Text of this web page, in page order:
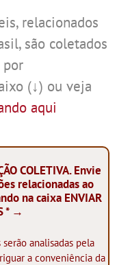
relacionados
são coletados
(↓) ou veja
aqui
COLETIVA. Envie
relacionadas ao
na caixa ENVIAR
* →
analisadas pela
a conveniência da